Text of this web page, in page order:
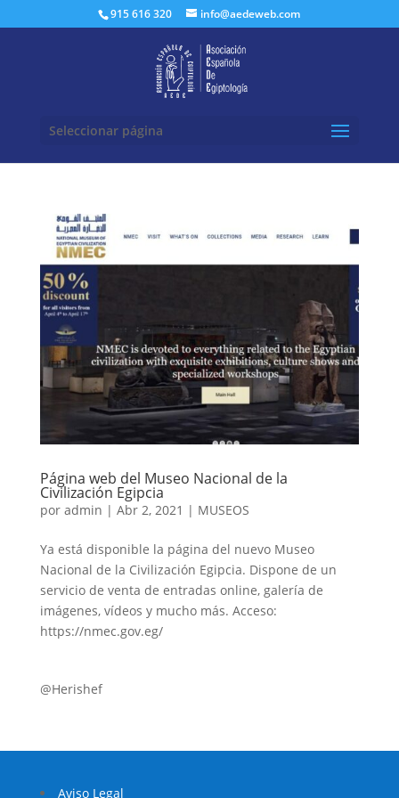
915 616 320 info@aedeweb.com
Seleccionar página
Página web del Museo Nacional de la
Civilización Egipcia
por admin | Abr 2, 2021 | MUSEOS
Ya está disponible la página del nuevo Museo
Nacional de la Civilización Egipcia. Dispone de un
servicio de venta de entradas online, galería de
imágenes, vídeos y mucho más. Acceso:
https://nmec.gov.eg/
@Herishef
Aviso Legal